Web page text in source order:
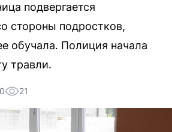
подвергается
стороны подростков,
обучала. Полиция начала
травли.
21